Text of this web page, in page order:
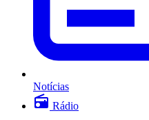
Notícias
Rádio